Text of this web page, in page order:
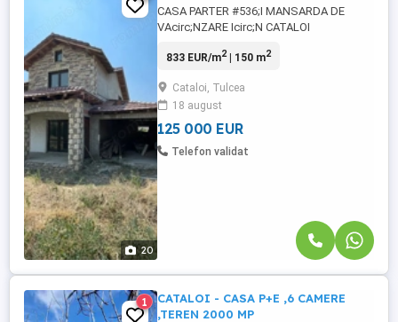
20
CASA PARTER #536;I MANSARDA DE
VAcirc;NZARE Icirc;N CATALOI
de vanzare 125.000euro Agentia Europa
localitatea Cataloi, judetul Tulcea, potrivita
pentru o familie care cauta un teren mare
si o constructie pe care sa o finalizeze ...
833 EUR/m2| 150 m2
Cataloi, Tulcea
18 august
125 000 EUR
Telefon validat
1
CATALOI - CASA P+E ,6 CAMERE
,TEREN 2000 MP